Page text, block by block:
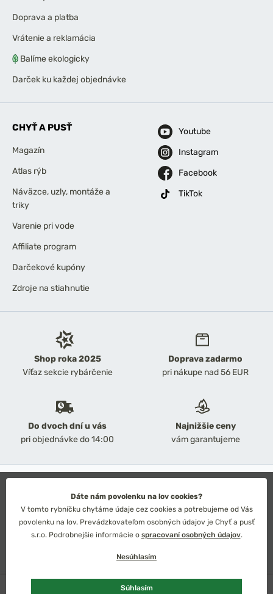
Shop roka 2025
Víťaz sekcie rybárčenie
Doprava zadarmo
pri nákupe nad 56 EUR
Do dvoch dní u vás
pri objednávke do 14:00
Najnižšie ceny
vám garantujeme
Doprava a platba
Vrátenie a reklamácia
Balíme ekologicky
Darček ku každej objednávke
CHYŤ A PUSŤ
Magazín
Atlas rýb
Náväzce, uzly, montáže a
triky
Varenie pri vode
Affiliate program
Darčekové kupóny
Zdroje na stiahnutie
Youtube
Instagram
Facebook
TikTok
Obchodné podmienky
Ochrana osobných údajov
Technické riešenie: Simplia s.r.o.
Strategický dizajn: Petr Široký
Dáte nám povolenku na lov cookies?
V tomto rybníčku chytáme údaje cez cookies a potrebujeme od Vás
povolenku na lov. Prevádzkovateľom osobných údajov je Chyť a pusť
s.r.o. Podrobnejšie informácie o spracovaní osobných údajov.
Nesúhlasím
Súhlasím